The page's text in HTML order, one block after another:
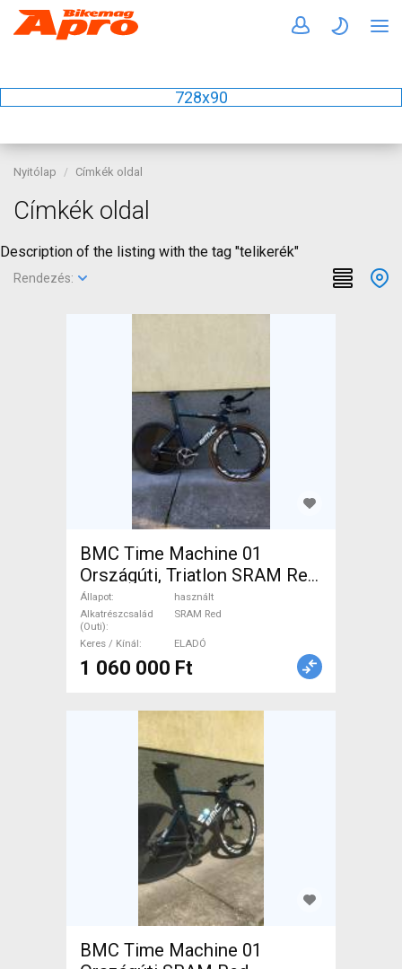
728x90
Nyitólap Címkék oldal
Címkék oldal
Description of the listing with the tag "telikerék"
Rendezés:
BMC Time Machine 01
Országúti, Triatlon SRAM Red
patkófék használt ELADÓ
Állapot
használt
Alkatrészcsalád
(Outi)
SRAM Red
Keres / Kínál ELADÓ
1 060 000 Ft
BMC Time Machine 01